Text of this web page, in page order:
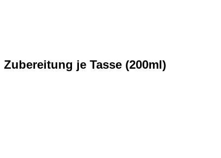
Zubereitung je Tasse (200ml)